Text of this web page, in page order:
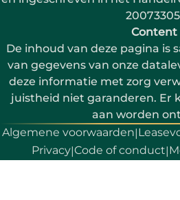
Content
De inhoud van deze pagina is
van gegevens van onze
deze informatie met zorg
juistheid niet garanderen. Er
aan worden
Algemene voorwaarden|
Privacy|Code of conduct|